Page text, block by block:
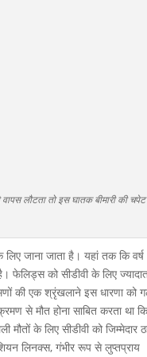
लौटता तो इस घातक बीमारी की चपेट
जाना जाता है। यहां तक कि वर्ष
फेलिड्स को सीडीवी के लिए
की एक श्रृंखलाने इस धारणा को
से मौत होना साबित करता था
के लिए सीडीवी को जिम्मेदार
लिनक्स, गंभीर रूप से लुप्तप्राय